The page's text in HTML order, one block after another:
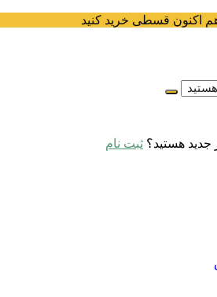
اکنون قسطی خرید کنید
جدید هستید؟ ثبت نام